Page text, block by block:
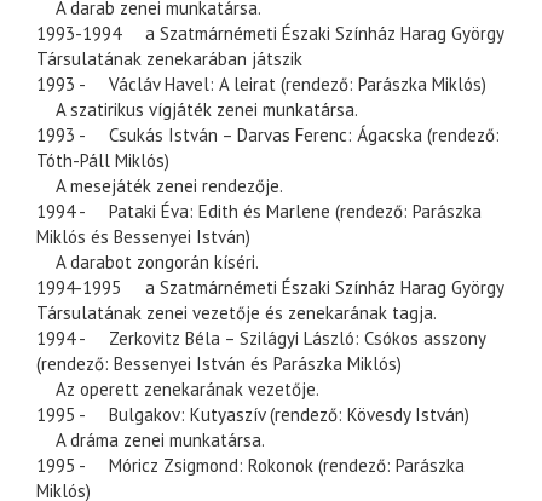
A darab zenei munkatársa.
1993-1994 a Szatmárnémeti Északi Színház Harag György
Társulatának zenekarában játszik
1993 - Václáv Havel: A leirat (rendező: Parászka Miklós)
A szatirikus vígjáték zenei munkatársa.
1993 - Csukás István – Darvas Ferenc: Ágacska (rendező:
Tóth-Páll Miklós)
A mesejáték zenei rendezője.
1994 - Pataki Éva: Edith és Marlene (rendező: Parászka
Miklós és Bessenyei István)
A darabot zongorán kíséri.
1994-1995 a Szatmárnémeti Északi Színház Harag György
Társulatának zenei vezetője és zenekarának tagja.
1994 - Zerkovitz Béla – Szilágyi László: Csókos asszony
(rendező: Bessenyei István és Parászka Miklós)
Az operett zenekarának vezetője.
1995 - Bulgakov: Kutyaszív (rendező: Kövesdy István)
A dráma zenei munkatársa.
1995 - Móricz Zsigmond: Rokonok (rendező: Parászka
Miklós)